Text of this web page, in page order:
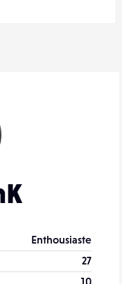
Enthousiaste
27